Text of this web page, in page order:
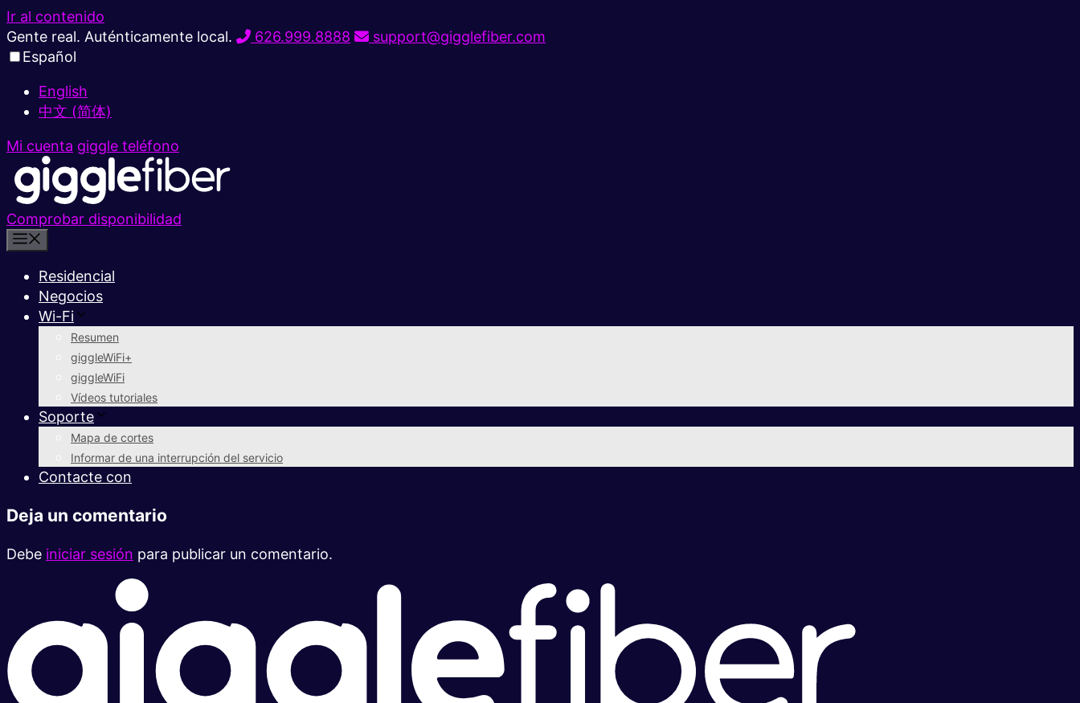
Ir al contenido
Gente real. Auténticamente local.
626.999.8888
support@gigglefiber.com
Español
English
中文 (简体)
Mi cuenta giggle teléfono
Comprobar disponibilidad
Residencial
Negocios
Wi-Fi
Resumen
giggleWiFi+
giggleWiFi
Vídeos tutoriales
Soporte
Mapa de cortes
Informar de una interrupción del servicio
Contacte con
Deja un comentario
Debe iniciar sesión para publicar un comentario.